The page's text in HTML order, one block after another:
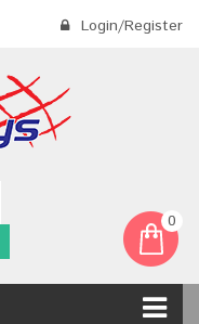
Login/Register
0